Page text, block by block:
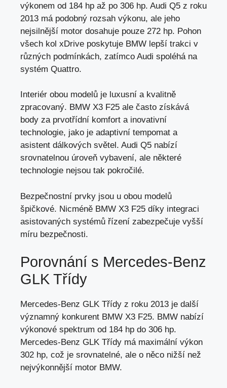
výkonem od 184 hp až po 306 hp. Audi Q5 z roku
2013 má podobný rozsah výkonu, ale jeho
nejsilnější motor dosahuje pouze 272 hp. Pohon
všech kol xDrive poskytuje BMW lepší trakci v
různých podmínkách, zatímco Audi spoléhá na
systém Quattro.
Interiér obou modelů je luxusní a kvalitně
zpracovaný. BMW X3 F25 ale často získává
body za prvotřídní komfort a inovativní
technologie, jako je adaptivní tempomat a
asistent dálkových světel. Audi Q5 nabízí
srovnatelnou úroveň vybavení, ale některé
technologie nejsou tak pokročilé.
Bezpečnostní prvky jsou u obou modelů
špičkové. Nicméně BMW X3 F25 díky integraci
asistovaných systémů řízení zabezpečuje vyšší
míru bezpečnosti.
Porovnání s Mercedes-Benz
GLK Třídy
Mercedes-Benz GLK Třídy z roku 2013 je další
významný konkurent BMW X3 F25. BMW nabízí
výkonové spektrum od 184 hp do 306 hp.
Mercedes-Benz GLK Třídy má maximální výkon
302 hp, což je srovnatelné, ale o něco nižší než
nejvýkonnější motor BMW.